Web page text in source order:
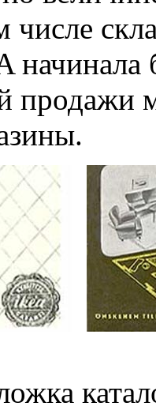
числе
начинала
продажи